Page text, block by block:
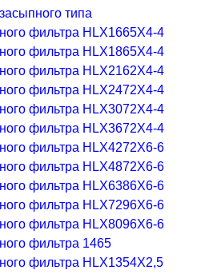
типа
фильтра HLX1665X4-4
фильтра HLX1865X4-4
фильтра HLX2162X4-4
фильтра HLX2472X4-4
фильтра HLX3072X4-4
фильтра HLX3672X4-4
фильтра HLX4272X6-6
фильтра HLX4872X6-6
фильтра HLX6386X6-6
фильтра HLX7296X6-6
фильтра HLX8096X6-6
фильтра 1465
фильтра HLX1354X2,5